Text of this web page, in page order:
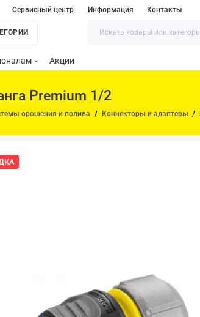
Сервисный центр Информация Контакты
Акции
Premium 1/2
орошения и полива Коннекторы и адаптеры